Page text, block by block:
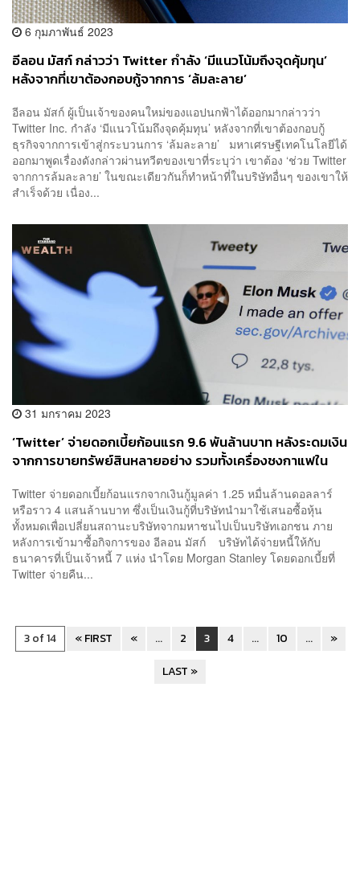
6 กุมภาพันธ์ 2023
อีลอน มัสก์ กล่าวว่า Twitter กำลัง ‘มีแนวโน้มถึงจุดคุ้มทุน’
หลังจากที่เขาต้องกอบกู้จากการ ‘ล้มละลาย’
อีลอน มัสก์ ผู้เป็นเจ้าของคนใหม่ของแอปนกฟ้าได้ออกมากล่าวว่า
Twitter Inc. กำลัง ‘มีแนวโน้มถึงจุดคุ้มทุน’ หลังจากที่เขาต้องกอบกู้
ธุรกิจจากการเข้าสู่กระบวนการ ‘ล้มละลาย’ มหาเศรษฐีเทคโนโลยีได้
ออกมาพูดเรื่องดังกล่าวผ่านทวีตของเขาที่ระบุว่า เขาต้อง ‘ช่วย Twitter
จากการล้มละลาย’ ในขณะเดียวกันก็ทำหน้าที่ในบริษัทอื่นๆ ของเขาให้
สำเร็จด้วย เนื่อง...
31 มกราคม 2023
‘Twitter’ จ่ายดอกเบี้ยก้อนแรก 9.6 พันล้านบาท หลังระดมเงิน
จากการขายทรัพย์สินหลายอย่าง รวมทั้งเครื่องชงกาแฟใน
Twitter จ่ายดอกเบี้ยก้อนแรกจากเงินกู้มูลค่า 1.25 หมื่นล้านดอลลาร์
หรือราว 4 แสนล้านบาท ซึ่งเป็นเงินกู้ที่บริษัทนำมาใช้เสนอซื้อหุ้น
ทั้งหมดเพื่อเปลี่ยนสถานะบริษัทจากมหาชนไปเป็นบริษัทเอกชน ภาย
หลังการเข้ามาซื้อกิจการของ อีลอน มัสก์ บริษัทได้จ่ายหนี้ให้กับ
ธนาคารที่เป็นเจ้าหนี้ 7 แห่ง นำโดย Morgan Stanley โดยดอกเบี้ยที่
Twitter จ่ายคืน...
3 of 14 « FIRST « ... 2 3 4 ... 10 ...
»
LAST »